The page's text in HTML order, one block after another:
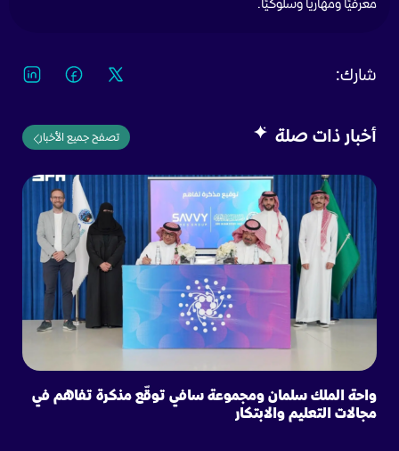
معرفيًا ومهاريًا وسلوكيًا.
شارك:
أخبار ذات صلة تصفح جميع الأخبار
واحة الملك سلمان ومجموعة سافي توقّع مذكرة تفاهم في
مجالات التعليم والابتكار